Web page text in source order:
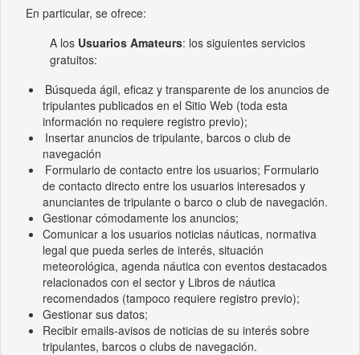
En particular, se ofrece:
A los Usuarios Amateurs: los siguientes servicios
gratuitos:
Búsqueda ágil, eficaz y transparente de los anuncios de
tripulantes publicados en el Sitio Web (toda esta
información no requiere registro previo);
Insertar anuncios de tripulante, barcos o club de
navegación
Formulario de contacto entre los usuarios; Formulario
de contacto directo entre los usuarios interesados y
anunciantes de tripulante o barco o club de navegación.
Gestionar cómodamente los anuncios;
Comunicar a los usuarios noticias náuticas, normativa
legal que pueda serles de interés, situación
meteorológica, agenda náutica con eventos destacados
relacionados con el sector y Libros de náutica
recomendados (tampoco requiere registro previo);
Gestionar sus datos;
Recibir emails-avisos de noticias de su interés sobre
tripulantes, barcos o clubs de navegación.